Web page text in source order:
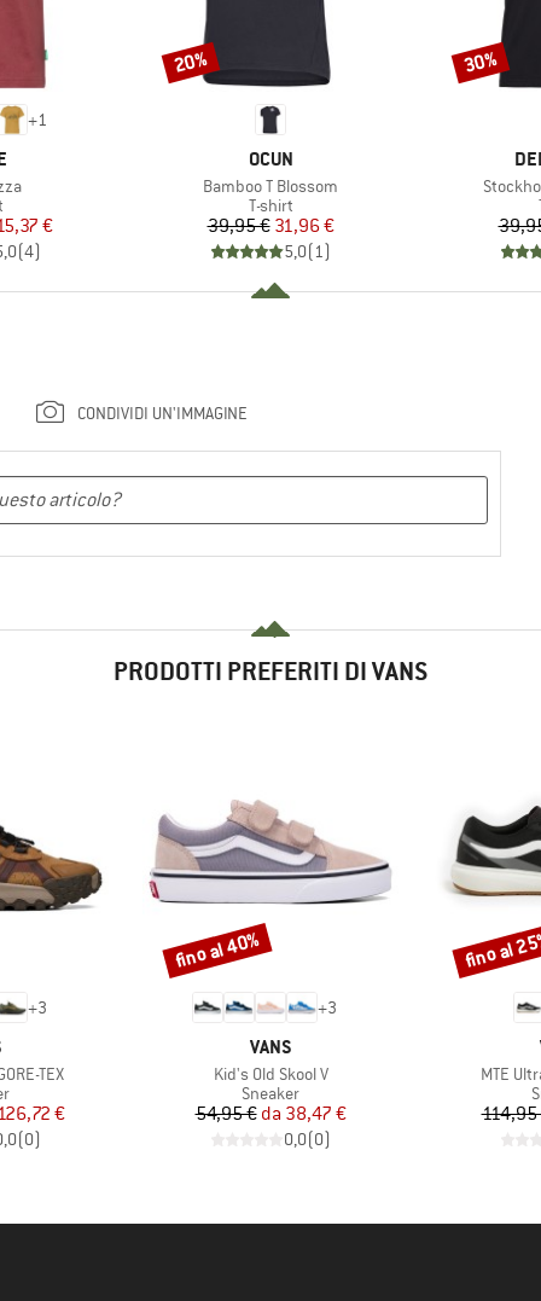
+1
di prodotti
ridotto
€
(4)
MARCHIO
OCUN
Articolo
Bamboo T Blossom
Gruppo di prodotti
T-shirt
Prezzo
39,95 €Prezzo ridotto
31,96 €
5,0(1)
Sconto
20%
Articolo
Sconto
30%
CONDIVIDI UN'IMMAGINE
PRODOTTI PREFERITI DI VANS
+3
TEX
di prodotti
ridotto
126,72 €
(0)
+3
MARCHIO
VANS
Articolo
Kid's Old Skool V
Gruppo di prodotti
Sneaker
Prezzo
54,95 € Prezzo ridotto
da 38,47 €
0,0(0)
Sconto
fino al 40%
Articolo
MTE
114,95
Sconto
fino al